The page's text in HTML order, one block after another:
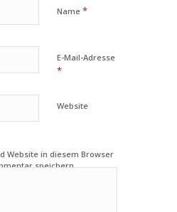
Name *
E-Mail-Adresse
*
Website
Website in diesem Browser
speichern.